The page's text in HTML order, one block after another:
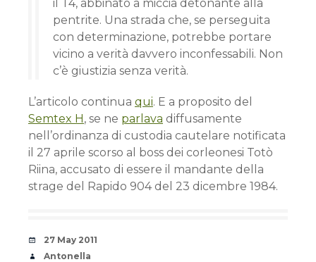
il T4, abbinato a miccia detonante alla
pentrite. Una strada che, se perseguita
con determinazione, potrebbe portare
vicino a verità davvero inconfessabili. Non
c’è giustizia senza verità.
L’articolo continua qui. E a proposito del
Semtex H, se ne parlava diffusamente
nell’ordinanza di custodia cautelare notificata
il 27 aprile scorso al boss dei corleonesi Totò
Riina, accusato di essere il mandante della
strage del Rapido 904 del 23 dicembre 1984.
Date
27 May 2011
Author
Antonella